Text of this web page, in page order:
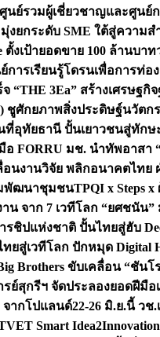
ศูนย์รวมผู้เชี่ยวชาญและศู
งยกระดับ SME ใต้สู่ความ
ตั้งเป้ายอดขาย 100 ล้านบาท
ารเรียนรู้โดรนเพื่อการท่อ
“THE 3Ea” สร้างเศรษฐ
ชูศักยภาพสิ่งประดิษฐ์นวัต
ที่อุทัยธานี ปั้นเยาวชนสู่ทัก
อ FORRU มช. นำทัพอาสา
นงานวิจัย พลิกอนาคตไทย
มพัฒนาชุมชนTPQI x Steps
น จาก 7 เวทีโลก “ยศชนัน
รชิปแห่งชาติ ปั้นไทยสู่ฮับ
ยสู่เวทีโลก ปักหมุด Digital
Brothers ขับเคลื่อน “ชัน
ย์สุกรีฯ จัดประลองยอดฝีมือ
จากโปแลนด์22-26 มิ.ย.นี้ วช
Smart